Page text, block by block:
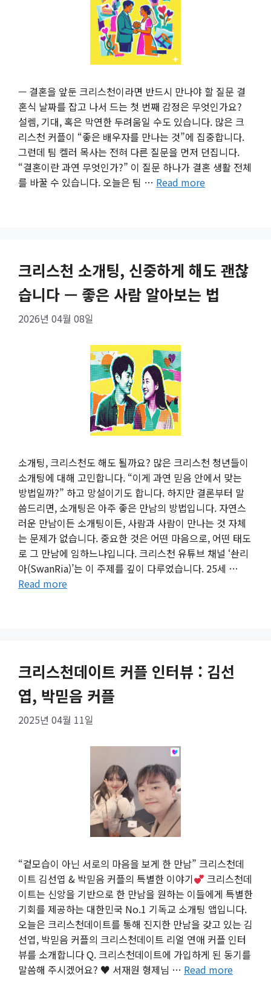
— 결혼을 앞둔 크리스천이라면 반드시 만나야 할 질문 결
혼식 날짜를 잡고 나서 드는 첫 번째 감정은 무엇인가요?
설렘, 기대, 혹은 막연한 두려움일 수도 있습니다. 많은 크
리스천 커플이 “좋은 배우자를 만나는 것”에 집중합니다.
그런데 팀 켈러 목사는 전혀 다른 질문을 먼저 던집니다.
“결혼이란 과연 무엇인가?” 이 질문 하나가 결혼 생활 전체
를 바꿀 수 있습니다. 오늘은 팀 … Read more
크리스천 소개팅, 신중하게 해도 괜찮
습니다 — 좋은 사람 알아보는 법
2026년 04월 08일
소개팅, 크리스천도 해도 될까요? 많은 크리스천 청년들이
소개팅에 대해 고민합니다. “이게 과연 믿음 안에서 맞는
방법일까?” 하고 망설이기도 합니다. 하지만 결론부터 말
씀드리면, 소개팅은 아주 좋은 만남의 방법입니다. 자연스
러운 만남이든 소개팅이든, 사람과 사람이 만나는 것 자체
는 문제가 없습니다. 중요한 것은 어떤 마음으로, 어떤 태도
로 그 만남에 임하느냐입니다. 크리스천 유튜브 채널 ‘솬리
아(SwanRia)’는 이 주제를 깊이 다루었습니다. 25세 …
Read more
크리스천데이트 커플 인터뷰 : 김선
엽, 박믿음 커플
2025년 04월 11일
“겉모습이 아닌 서로의 마음을 보게 한 만남” 크리스천데
이트 김선엽 & 박믿음 커플의 특별한 이야기
크리스천데
이트는 신앙을 기반으로 한 만남을 원하는 이들에게 특별한
기회를 제공하는 대한민국 No.1 기독교 소개팅 앱입니다.
오늘은 크리스천데이트를 통해 진지한 만남을 갖고 있는 김
선엽, 박믿음 커플의 크리스천데이트 리얼 연애 커플 인터
뷰를 소개합니다 Q. 크리스천데이트에 가입하게 된 동기를
말씀해 주시겠어요? ♥︎ 서재원 형제님 … Read more